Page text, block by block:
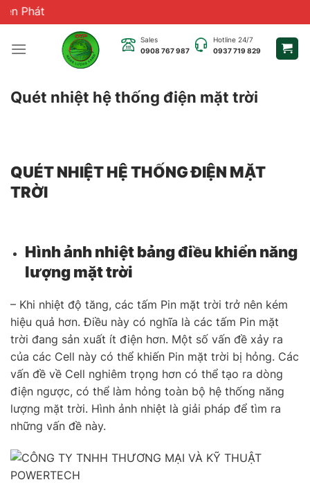
Chuyển
đến
nội
Sales
0908 767 987
Hotline 24/7
0937 719 829
Quét nhiệt hệ thống điện mặt trời
QUÉT NHIỆT HỆ THỐNG ĐIỆN MẶT
TRỜI
Hình ảnh nhiệt bảng điều khiển năng
lượng mặt trời
– Khi nhiệt độ tăng, các tấm Pin mặt trời trở nên kém
hiệu quả hơn. Điều này có nghĩa là các tấm Pin mặt
trời đang sản xuất ít điện hơn. Một số vấn đề xảy ra
của các Cell này có thể khiến Pin mặt trời bị hỏng. Các
vấn đề về Cell nghiêm trọng hơn có thể tạo ra dòng
điện ngược, có thể làm hỏng toàn bộ hệ thống năng
lượng mặt trời. Hình ảnh nhiệt là giải pháp để tìm ra
những vấn đề này.